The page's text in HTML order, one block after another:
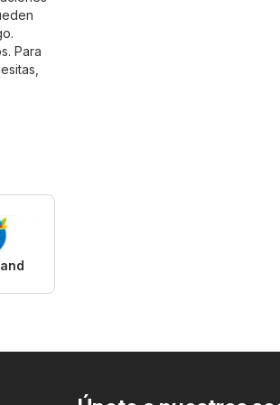
Para